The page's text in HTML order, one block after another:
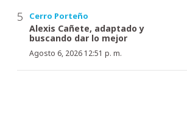
Cerro Porteño
Alexis Cañete, adaptado y
buscando dar lo mejor
Agosto 6, 2026 12:51 p. m.